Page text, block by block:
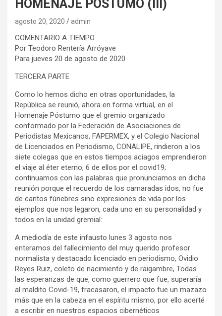
HOMENAJE PÓSTUMO (III)
agosto 20, 2020 admin
COMENTARIO A TIEMPO
Por Teodoro Rentería Arróyave
Para jueves 20 de agosto de 2020
TERCERA PARTE
Como lo hemos dicho en otras oportunidades, la
República se reunió, ahora en forma virtual, en el
Homenaje Póstumo que el gremio organizado
conformado por la Federación de Asociaciones de
Periodistas Mexicanos, FAPERMEX, y el Colegio Nacional
de Licenciados en Periodismo, CONALIPE, rindieron a los
siete colegas que en estos tiempos aciagos emprendieron
el viaje al éter eterno, 6 de ellos por el covid19;
continuamos con las palabras que pronunciamos en dicha
reunión porque el recuerdo de los camaradas idos, no fue
de cantos fúnebres sino expresiones de vida por los
ejemplos que nos legaron, cada uno en su personalidad y
todos en la unidad gremial:
A mediodía de este infausto lunes 3 agosto nos
enteramos del fallecimiento del muy querido profesor
normalista y destacado licenciado en periodismo, Ovidio
Reyes Ruiz, coleto de nacimiento y de raigambre, Todas
las esperanzas de que, como guerrero que fue, superaría
al maldito Covid-19, fracasaron, el impacto fue un mazazo
más que en la cabeza en el espíritu mismo, por ello acerté
a escribir en nuestros espacios cibernéticos